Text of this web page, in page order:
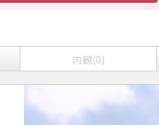
内観(0)